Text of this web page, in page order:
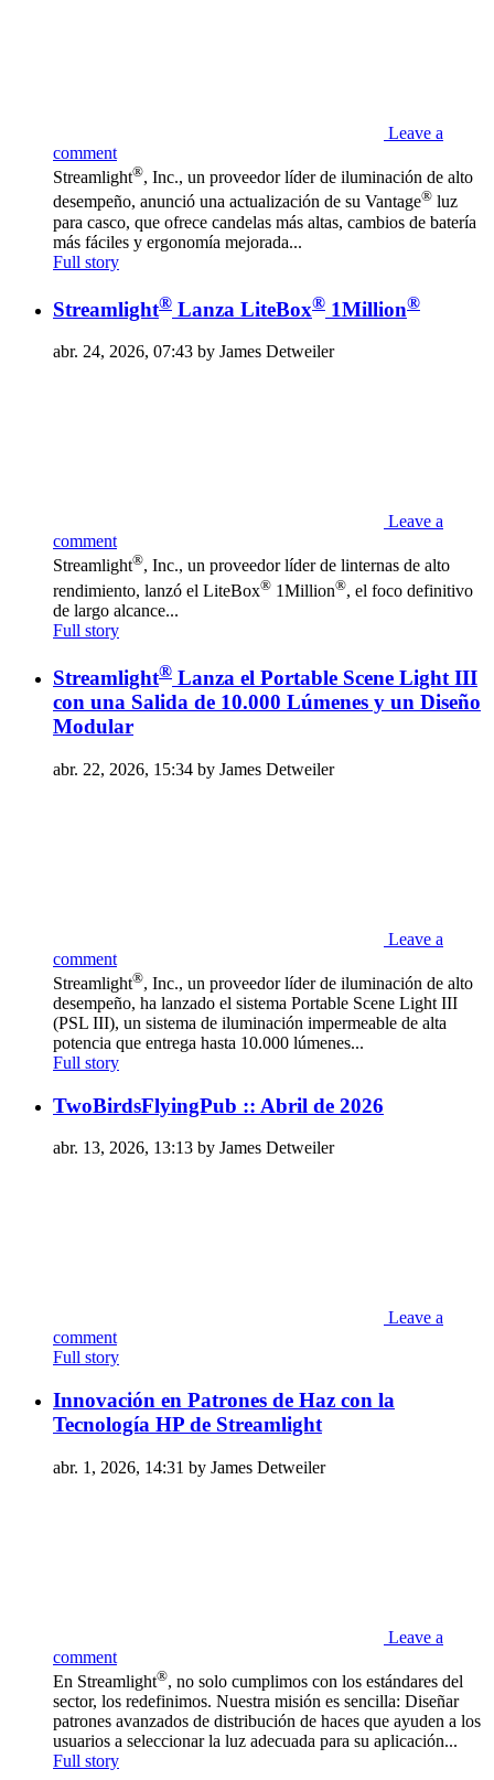
Leave a
comment
Streamlight®, Inc., un proveedor líder de iluminación de alto
desempeño, anunció una actualización de su Vantage® luz
para casco, que ofrece candelas más altas, cambios de batería
más fáciles y ergonomía mejorada...
Full story
Streamlight® Lanza LiteBox® 1Million®
abr. 24, 2026, 07:43 by James Detweiler
Leave a
comment
Streamlight®, Inc., un proveedor líder de linternas de alto
rendimiento, lanzó el LiteBox® 1Million®, el foco definitivo
de largo alcance...
Full story
Streamlight® Lanza el Portable Scene Light III
con una Salida de 10.000 Lúmenes y un Diseño
Modular
abr. 22, 2026, 15:34 by James Detweiler
Leave a
comment
Streamlight®, Inc., un proveedor líder de iluminación de alto
desempeño, ha lanzado el sistema Portable Scene Light III
(PSL III), un sistema de iluminación impermeable de alta
potencia que entrega hasta 10.000 lúmenes...
Full story
TwoBirdsFlyingPub :: Abril de 2026
abr. 13, 2026, 13:13 by James Detweiler
Leave a
comment
Full story
Innovación en Patrones de Haz con la
Tecnología HP de Streamlight
abr. 1, 2026, 14:31 by James Detweiler
Leave a
comment
En Streamlight®, no solo cumplimos con los estándares del
sector, los redefinimos. Nuestra misión es sencilla: Diseñar
patrones avanzados de distribución de haces que ayuden a los
usuarios a seleccionar la luz adecuada para su aplicación...
Full story